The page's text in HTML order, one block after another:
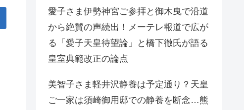
愛子さま伊勢神宮ご参拝と御木曳で沿道
から絶賛の声続出！メーテレ報道で広が
る「愛子天皇待望論」と橋下徹氏が語る
皇室典範改正の論点
美智子さま軽井沢静養は予定通り？天皇
ご一家は須崎御用邸での静養を断念…熊